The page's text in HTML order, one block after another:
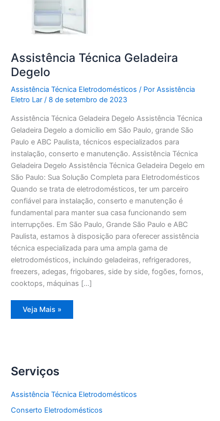
Assistência Técnica Geladeira
Degelo
Assistência Técnica Eletrodomésticos / PorAssistência
Eletro Lar/ 8 de setembro de 2023
Assistência Técnica Geladeira Degelo Assistência Técnica
Geladeira Degelo a domicílio em São Paulo, grande São
Paulo e ABC Paulista, técnicos especializados para
instalação, conserto e manutenção. Assistência Técnica
Geladeira Degelo Assistência Técnica Geladeira Degelo em
São Paulo: Sua Solução Completa para Eletrodomésticos
Quando se trata de eletrodomésticos, ter um parceiro
confiável para instalação, conserto e manutenção é
fundamental para manter sua casa funcionando sem
interrupções. Em São Paulo, Grande São Paulo e ABC
Paulista, estamos à disposição para oferecer assistência
técnica especializada para uma ampla gama de
eletrodomésticos, incluindo geladeiras, refrigeradores,
freezers, adegas, frigobares, side by side, fogões, fornos,
cooktops, máquinas […]
Assistência
Técnica
Veja Mais »
Serviços
Assistência Técnica Eletrodomésticos
Conserto Eletrodomésticos